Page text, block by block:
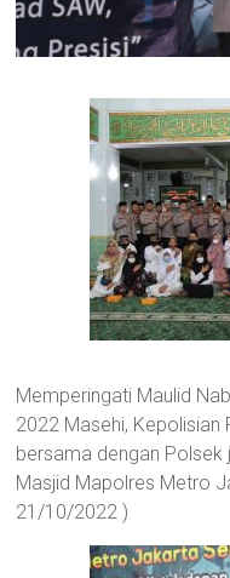
Memperingati Maulid
2022 Masehi,
bersama dengan Polsek
Masjid Mapolres Metro
21/10/2022 )